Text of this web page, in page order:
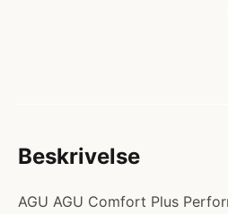
Beskrivelse
AGU AGU Comfort Plus